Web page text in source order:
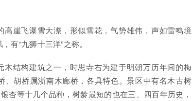
崖飞瀑雪大漈，形似雪花，气势雄伟，声如雷鸣境
有“九狮十三洋”之称。
木结构建筑之一，时思寺右为建于明朝万历年间的梅
、胡桥属浙南木廊桥，各具特色。景区中有名木古树
杏等十几个品种，树龄最短的也在三、四百年历史，